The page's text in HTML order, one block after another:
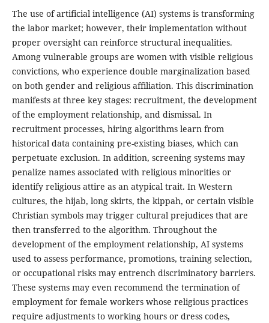
The use of artificial intelligence (AI) systems is transforming
the labor market; however, their implementation without
proper oversight can reinforce structural inequalities.
Among vulnerable groups are women with visible religious
convictions, who experience double marginalization based
on both gender and religious affiliation. This discrimination
manifests at three key stages: recruitment, the development
of the employment relationship, and dismissal. In
recruitment processes, hiring algorithms learn from
historical data containing pre-existing biases, which can
perpetuate exclusion. In addition, screening systems may
penalize names associated with religious minorities or
identify religious attire as an atypical trait. In Western
cultures, the hijab, long skirts, the kippah, or certain visible
Christian symbols may trigger cultural prejudices that are
then transferred to the algorithm. Throughout the
development of the employment relationship, AI systems
used to assess performance, promotions, training selection,
or occupational risks may entrench discriminatory barriers.
These systems may even recommend the termination of
employment for female workers whose religious practices
require adjustments to working hours or dress codes,